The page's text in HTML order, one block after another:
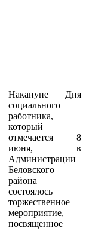
Накануне Дня
социального
работника,
который
отмечается 8
июня, в
Администрации
Беловского
района
состоялось
торжественное
мероприятие,
посвященное